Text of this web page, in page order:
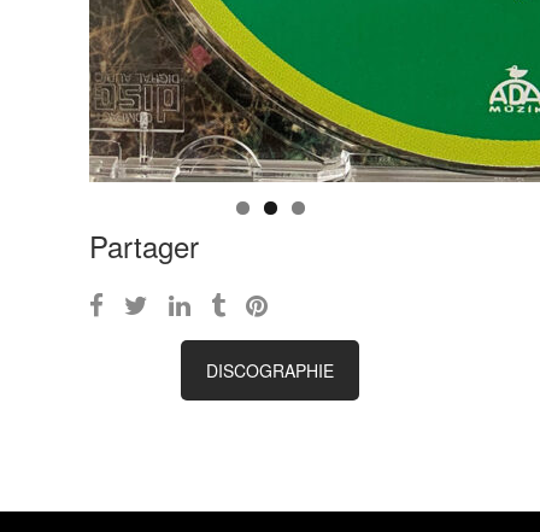
Partager
DISCOGRAPHIE